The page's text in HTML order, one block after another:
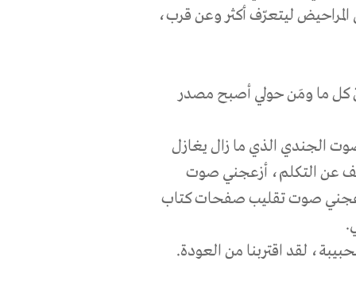
ليتعرّف أكثر وعن قرب،
أنّ كل ما ومَن حولي أصبح مصدر
الجندي الذي ما زال يغازل
عن التكلم، أزعجني صوت
صوت تقليب صفحات كتاب
.
لقد اقتربنا من العودة.